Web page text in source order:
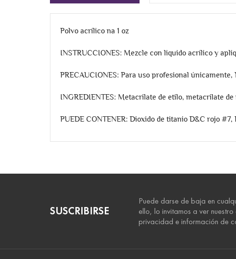
Polvo acrílico na 1 oz
INSTRUCCIONES: Mezcle con liquido acrílico y
PRECAUCIONES: Para uso profesional
INGREDIENTES: Metacrilate de etilo, metacrilate
PUEDE CONTENER: Dioxido de titanio D&C rojo #7,
en stock primero 10 Artículos
SUSCRIBIRSE
Puede darse de baja en
ello, lo invitamos a ver
privacidad e información de